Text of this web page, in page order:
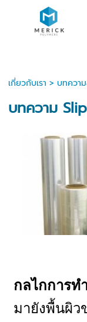
เกี่ยวกับเรา > บทควา
บทความ
กลไกการท
มายังพื้นผิว